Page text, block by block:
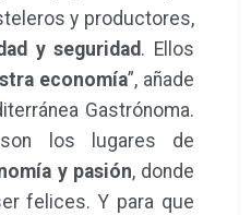
y productores,
y seguridad. Ellos
economía”, añade
Gastrónoma.
son los lugares de
y pasión, donde
felices. Y para que